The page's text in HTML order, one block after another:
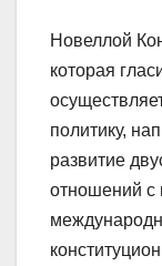
Новеллой
которая
политику,
развитие
отношений с